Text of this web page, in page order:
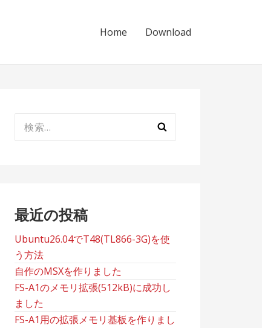
Home Download
索:
最近の投稿
Ubuntu26.04でT48(TL866-3G)を使
う方法
自作のMSXを作りました
FS-A1のメモリ拡張(512kB)に成功し
ました
FS-A1用の拡張メモリ基板を作りまし